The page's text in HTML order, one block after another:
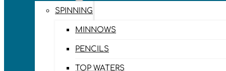
SPINNING
MINNOWS
PENCILS
TOP WATERS